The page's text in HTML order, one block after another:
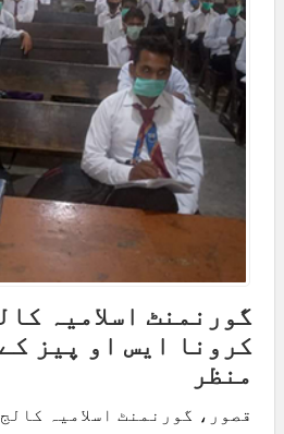
گورنمنٹ اسلامیہ
کرونا ایس او پیز کے
منظر
قصور، گورنمنٹ اسلامیہ